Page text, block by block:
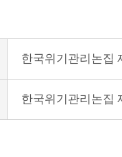
한국위기관리논집
한국위기관리논집